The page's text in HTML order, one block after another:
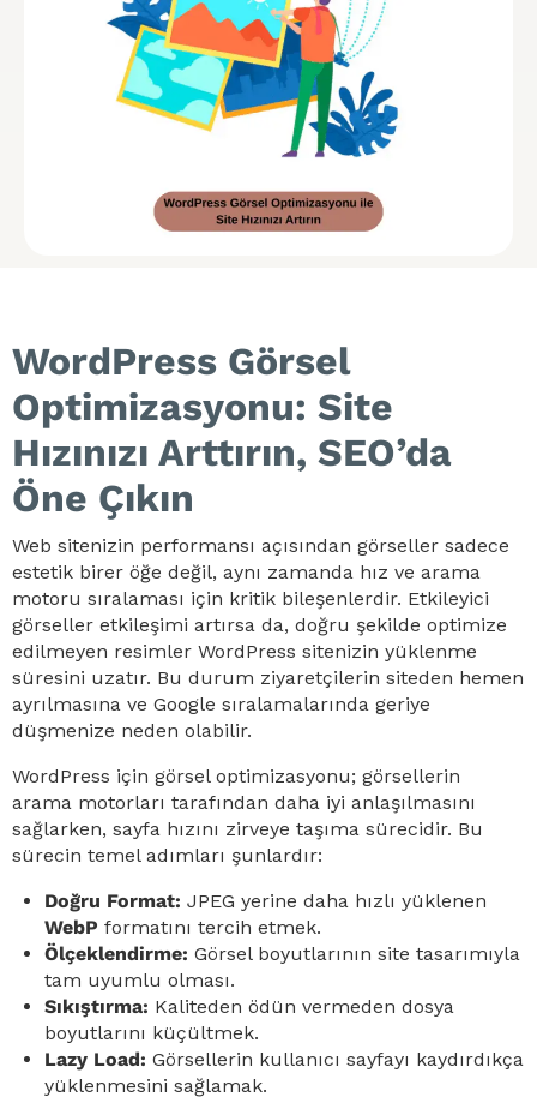
WordPress Görsel
Optimizasyonu: Site
Hızınızı Arttırın, SEO’da
Öne Çıkın
Web sitenizin performansı açısından görseller sadece
estetik birer öğe değil, aynı zamanda hız ve arama
motoru sıralaması için kritik bileşenlerdir. Etkileyici
görseller etkileşimi artırsa da, doğru şekilde optimize
edilmeyen resimler WordPress sitenizin yüklenme
süresini uzatır. Bu durum ziyaretçilerin siteden hemen
ayrılmasına ve Google sıralamalarında geriye
düşmenize neden olabilir.
WordPress için görsel optimizasyonu; görsellerin
arama motorları tarafından daha iyi anlaşılmasını
sağlarken, sayfa hızını zirveye taşıma sürecidir. Bu
sürecin temel adımları şunlardır:
Doğru Format: JPEG yerine daha hızlı yüklenen
WebP formatını tercih etmek.
Ölçeklendirme: Görsel boyutlarının site tasarımıyla
tam uyumlu olması.
Sıkıştırma: Kaliteden ödün vermeden dosya
boyutlarını küçültmek.
Lazy Load: Görsellerin kullanıcı sayfayı kaydırdıkça
yüklenmesini sağlamak.